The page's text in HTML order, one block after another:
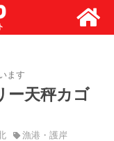
ます
ー天秤カゴ
漁港・護岸